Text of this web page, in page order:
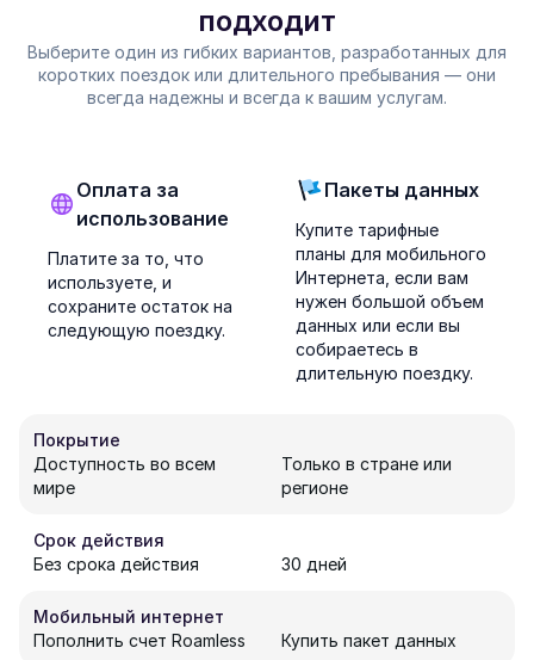
подходит
Выберите один из гибких вариантов, разработанных для
коротких поездок или длительного пребывания — они
всегда надежны и всегда к вашим услугам.
Оплата за
использование
Платите за то, что
используете, и
сохраните остаток на
следующую поездку.
Пакеты данных
Купите тарифные
планы для мобильного
Интернета, если вам
нужен большой объем
данных или если вы
собираетесь в
длительную поездку.
Покрытие
Доступность во всем
мире
Только в стране или
регионе
Срок действия
Без срока действия
30 дней
Мобильный интернет
Пополнить счет Roamless
Купить пакет данных